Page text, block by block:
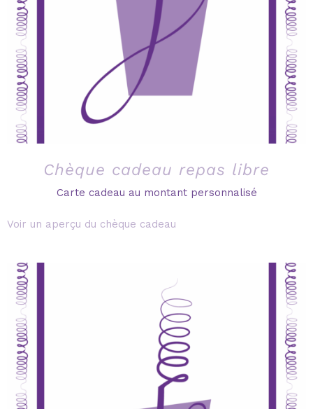
Chèque cadeau repas libre
Carte cadeau au montant personnalisé
Voir un aperçu du chèque cadeau